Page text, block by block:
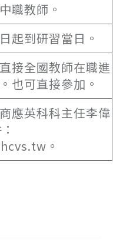
職教師。
起到研習當日。
接全國教師在職進
也可直接參加。
應英科科主任李偉
。